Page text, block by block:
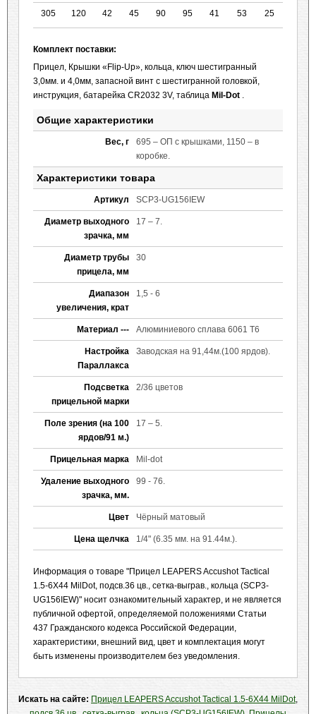
305 120 42 45 90 95 41 53 25
Комплект поставки:
Прицел, Крышки «Flip-Up», кольца, ключ шестигранный
3,0мм. и 4,0мм, запасной винт с шестигранной головкой,
инструкция, батарейка CR2032 3V, таблица Mil-Dot .
Общие характеристики
Вес, г
695 – ОП с крышками, 1150 – в
коробке.
Характеристики товара
Артикул SCP3-UG156IEW
Диаметр выходного
зрачка, мм
17 – 7.
Диаметр трубы
прицела, мм
30
Диапазон
увеличения, крат
1,5 - 6
Материал --- Алюминиевого сплава 6061 Т6
Настройка
Параллакса
Заводская на 91,44м.(100 ярдов).
Подсветка
прицельной марки
2/36 цветов
Поле зрения (на 100
ярдов/91 м.)
17 – 5.
Прицельная марка Mil-dot
Удаление выходного
зрачка, мм.
99 - 76.
Цвет Чёрный матовый
Цена щелчка 1/4" (6.35 мм. на 91.44м.).
Информация о товаре "Прицел LEAPERS Accushot Tactical
1.5-6X44 MilDot, подсв.36 цв., сетка-выграв., кольца (SCP3-
UG156IEW)" носит ознакомительный характер, и не является
публичной офертой, определяемой положениями Статьи
437 Гражданского кодекса Российской Федерации,
характеристики, внешний вид, цвет и комплектация могут
быть изменены производителем без уведомления.
Искать на сайте: Прицел LEAPERS Accushot Tactical 1.5-6X44 MilDot,